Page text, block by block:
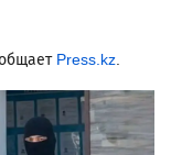
Press.kz.